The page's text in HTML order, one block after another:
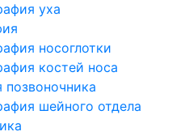
уха
носоглотки
костей носа
позвоночника
шейного отдела